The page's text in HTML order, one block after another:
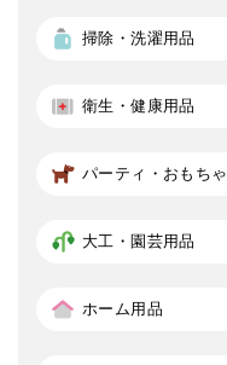
掃除・洗濯用品
衛生・健康用品
パーティ・おもちゃ
大工・園芸用品
ホーム用品